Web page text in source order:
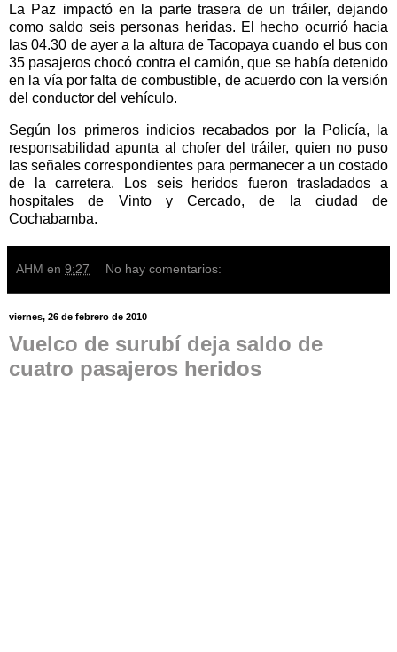
La Paz impactó en la parte trasera de un tráiler, dejando
como saldo seis personas heridas. El hecho ocurrió hacia
las 04.30 de ayer a la altura de Tacopaya cuando el bus con
35 pasajeros chocó contra el camión, que se había detenido
en la vía por falta de combustible, de acuerdo con la versión
del conductor del vehículo.
Según los primeros indicios recabados por la Policía, la
responsabilidad apunta al chofer del tráiler, quien no puso
las señales correspondientes para permanecer a un costado
de la carretera. Los seis heridos fueron trasladados a
hospitales de Vinto y Cercado, de la ciudad de
Cochabamba.
AHM en 9:27 No hay comentarios:
viernes, 26 de febrero de 2010
Vuelco de surubí deja saldo de
cuatro pasajeros heridos